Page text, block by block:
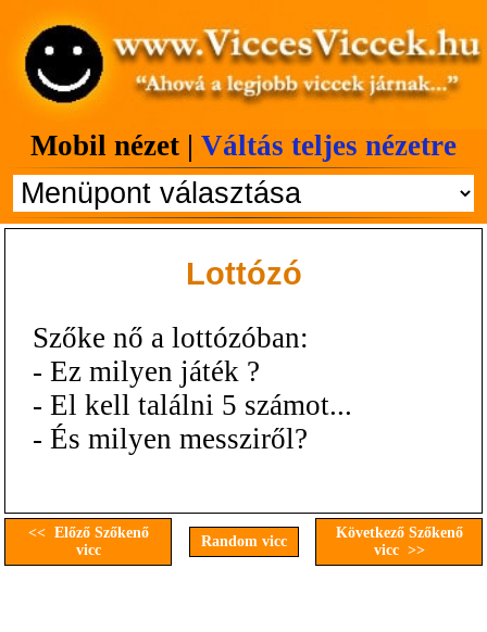
Mobil nézet | Váltás teljes nézetre
Lottózó
Szőke nő a lottózóban:
- Ez milyen játék ?
- El kell találni 5 számot...
- És milyen messziről?
<< Előző Szőkenő
vicc
Random vicc
Következő Szőkenő
vicc >>